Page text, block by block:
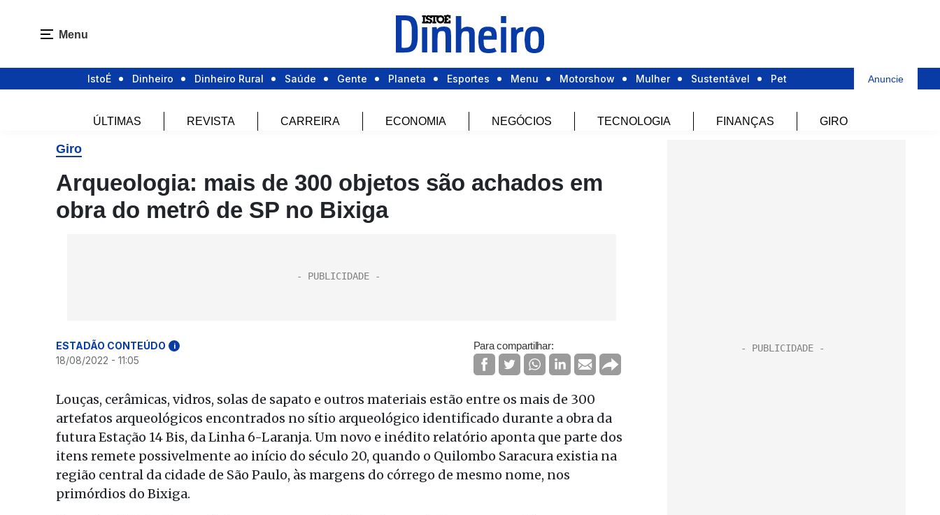
Menu
IstoÉ Dinheiro Dinheiro Rural Saúde Gente Planeta Esportes Menu Motorshow Mulher Sustentável Pet Anuncie
ÚLTIMAS REVISTA CARREIRA ECONOMIA NEGÓCIOS TECNOLOGIA FINANÇAS GIRO
Giro
Arqueologia: mais de 300 objetos são achados em
obra do metrô de SP no Bixiga
ESTADÃO CONTEÚDO i
18/08/2022 - 11:05
Para compartilhar:
Louças, cerâmicas, vidros, solas de sapato e outros materiais estão entre os mais de 300
artefatos arqueológicos encontrados no sítio arqueológico identificado durante a obra da
futura Estação 14 Bis, da Linha 6-Laranja. Um novo e inédito relatório aponta que parte dos
itens remete possivelmente ao início do século 20, quando o Quilombo Saracura existia na
região central da cidade de São Paulo, às margens do córrego de mesmo nome, nos
primórdios do Bixiga.